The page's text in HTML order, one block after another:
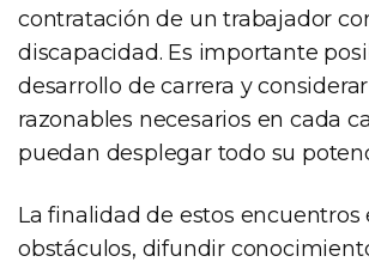
contratación de un trabajador
discapacidad. Es importante
desarrollo de carrera y
razonables necesarios en cada
puedan desplegar todo su
La finalidad de estos encuentros
obstáculos, difundir